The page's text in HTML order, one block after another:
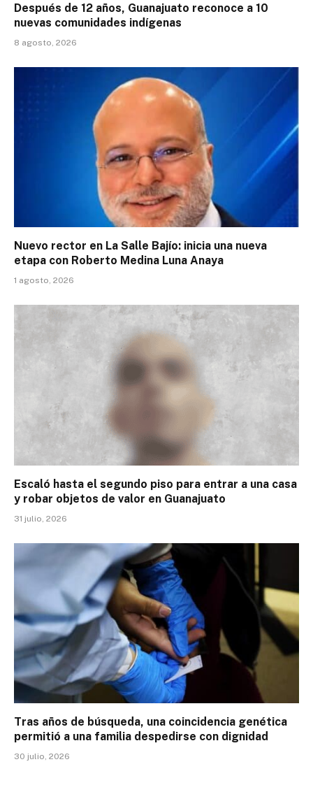
Después de 12 años, Guanajuato reconoce a 10
nuevas comunidades indígenas
8 agosto, 2026
Nuevo rector en La Salle Bajío: inicia una nueva
etapa con Roberto Medina Luna Anaya
1 agosto, 2026
Escaló hasta el segundo piso para entrar a una casa
y robar objetos de valor en Guanajuato
31 julio, 2026
Tras años de búsqueda, una coincidencia genética
permitió a una familia despedirse con dignidad
30 julio, 2026